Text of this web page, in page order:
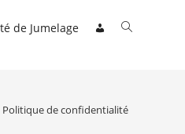
de Jumelage Toggle
Politique de confidentialité